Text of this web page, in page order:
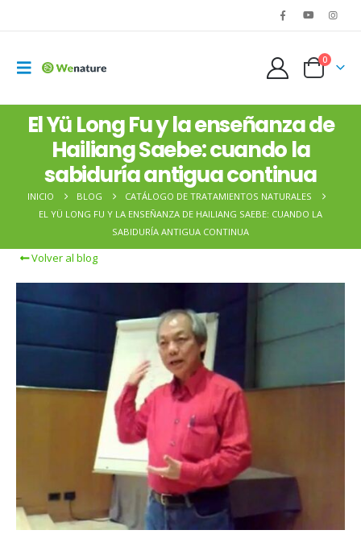
0
El Yü Long Fu y la enseñanza de
Hailiang Saebe: cuando la
sabiduría antigua continua
INICIO BLOG
CATÁLOGO DE TRATAMIENTOS NATURALES
EL YÜ LONG FU Y LA ENSEÑANZA DE HAILIANG SAEBE: CUANDO LA
SABIDURÍA ANTIGUA CONTINUA
Volver al blog